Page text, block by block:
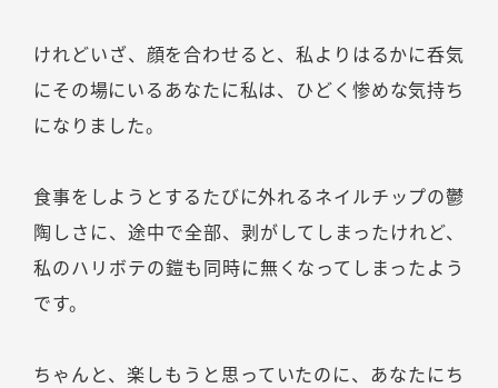
けれどいざ、顔を合わせると、私よりはるかに呑気
にその場にいるあなたに私は、ひどく惨めな気持ち
になりました。
食事をしようとするたびに外れるネイルチップの鬱
陶しさに、途中で全部、剥がしてしまったけれど、
私のハリボテの鎧も同時に無くなってしまったよう
です。
ちゃんと、楽しもうと思っていたのに、あなたにち